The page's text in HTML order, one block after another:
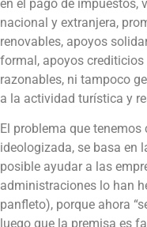
en el pago de impuestos,
nacional y extranjera,
renovables, apoyos
formal, apoyos
razonables, ni tampoco
a la actividad turística y
El problema que
ideologizada, se basa en
posible ayudar a las
administraciones lo han
panfleto), porque ahora
luego que la premisa es